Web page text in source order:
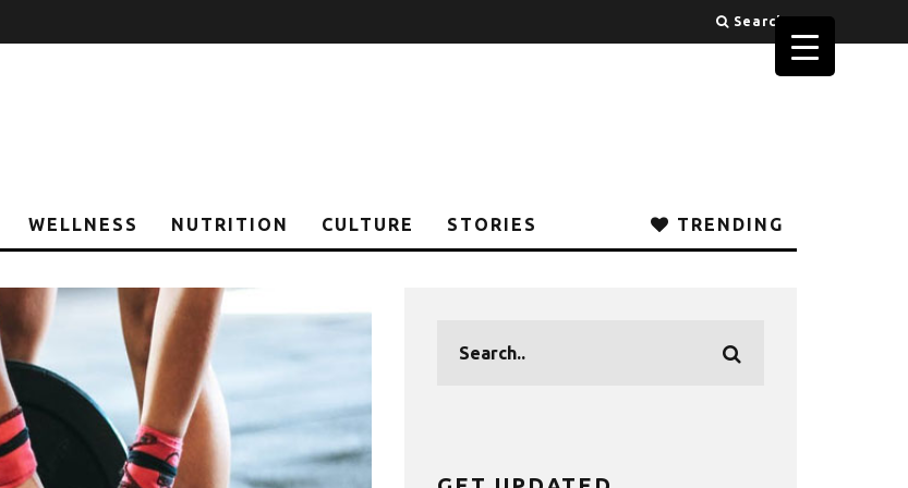
Search
WELLNESS NUTRITION CULTURE STORIES TRENDING